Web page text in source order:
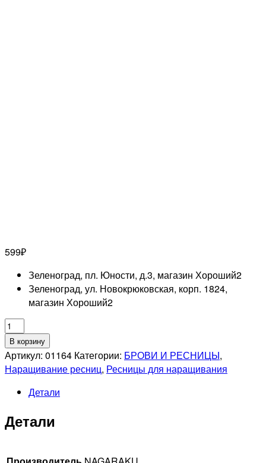
599₽
Зеленоград, пл. Юности, д.3, магазин Хороший2
Зеленоград, ул. Новокрюковская, корп. 1824,
магазин Хороший2
Количество
товара
NAGARAKU
Ресницы
отдельные
длины
В корзину
Артикул: 01164 Категории: БРОВИ И РЕСНИЦЫ,
Наращивание ресниц, Ресницы для наращивания
Детали
Детали